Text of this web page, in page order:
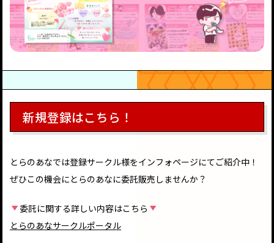
新規登録はこちら！
とらのあなでは登録サークル様をインフォページにてご紹介中！
ぜひこの機会にとらのあなに委託販売しませんか？
委託に関する詳しい内容はこちら
とらのあなサークルポータル